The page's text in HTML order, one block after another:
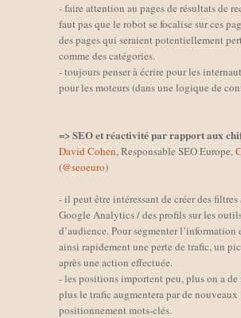
- faire attention au pages de résultats de
faut pas que le robot se focalise sur ces
des pages qui seraient potentiellement
comme des catégories.
- toujours penser à écrire pour les
pour les moteurs (dans une logique de
=> SEO et réactivité par rapport aux
David Cohen, Responsable SEO Europe,
(@seoeuro)
- il peut être intéressant de créer des filtres
Google Analytics / des profils sur les
d’audience. Pour segmenter l’information
ainsi rapidement une perte de trafic, un
après une action effectuée.
- les positions importent peu, plus on a de
plus le trafic augmentera par de nouveaux
positionnement mots-clés.